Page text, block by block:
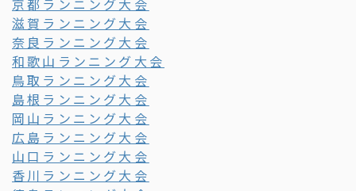
京都ランニング大会
滋賀ランニング大会
奈良ランニング大会
和歌山ランニング大会
鳥取ランニング大会
島根ランニング大会
岡山ランニング大会
広島ランニング大会
山口ランニング大会
香川ランニング大会